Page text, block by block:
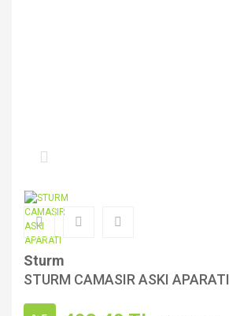
Sturm
STURM CAMASIR ASKI APARATI